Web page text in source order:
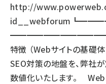
http://
id__webforum
━━━━━━━━━━━━━━
特徴 （Webサイトの基礎
SEO対策の地盤を、弊社
数値化いたします。